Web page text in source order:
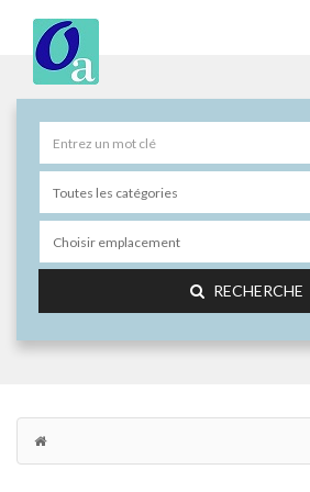
RECHERCHE